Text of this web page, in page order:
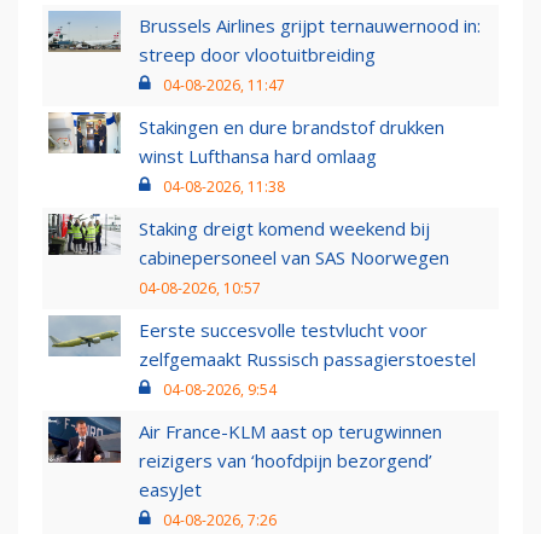
Brussels Airlines grijpt ternauwernood in:
streep door vlootuitbreiding
04-08-2026, 11:47
Stakingen en dure brandstof drukken
winst Lufthansa hard omlaag
04-08-2026, 11:38
Staking dreigt komend weekend bij
cabinepersoneel van SAS Noorwegen
04-08-2026, 10:57
Eerste succesvolle testvlucht voor
zelfgemaakt Russisch passagierstoestel
04-08-2026, 9:54
Air France-KLM aast op terugwinnen
reizigers van ‘hoofdpijn bezorgend’
easyJet
04-08-2026, 7:26